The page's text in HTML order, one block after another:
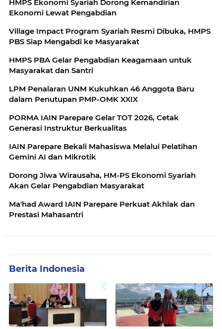
HMPS Ekonomi Syariah Dorong Kemandirian
Ekonomi Lewat Pengabdian
Village Impact Program Syariah Resmi Dibuka, HMPS
PBS Siap Mengabdi ke Masyarakat
HMPS PBA Gelar Pengabdian Keagamaan untuk
Masyarakat dan Santri
LPM Penalaran UNM Kukuhkan 46 Anggota Baru
dalam Penutupan PMP-OMK XXIX
PORMA IAIN Parepare Gelar TOT 2026, Cetak
Generasi Instruktur Berkualitas
IAIN Parepare Bekali Mahasiswa Melalui Pelatihan
Gemini AI dan Mikrotik
Dorong Jiwa Wirausaha, HM-PS Ekonomi Syariah
Akan Gelar Pengabdian Masyarakat
Ma'had Award IAIN Parepare Perkuat Akhlak dan
Prestasi Mahasantri
Berita Indonesia